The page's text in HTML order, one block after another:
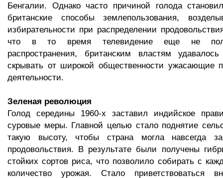
Бенгалии. Однако часто причиной голода
британские способы землепользования,
избирательности при распределении
что в то время телевидение еще не
распространения, британским властям
скрывать от широкой общественности ужасающие
деятельности.
Зеленая революция
Голод середины 1960-х заставил индийское
суровые меры. Главной целью стало поднятие
такую высоту, чтобы страна могла навсегда
продовольствия. В результате были получены
стойких сортов риса, что позволило собирать с
количество урожая. Стало приветствоваться